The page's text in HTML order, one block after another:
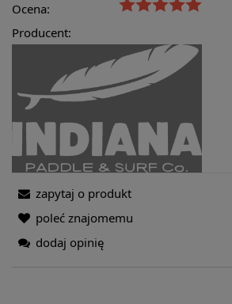
Ocena:
Producent:
zapytaj o produkt
poleć znajomemu
dodaj opinię